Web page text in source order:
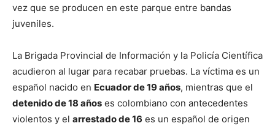
vez que se producen en este parque entre bandas
juveniles.
La Brigada Provincial de Información y la Policía Científica
acudieron al lugar para recabar pruebas. La víctima es un
español nacido en Ecuador de 19 años, mientras que el
detenido de 18 años es colombiano con antecedentes
violentos y el arrestado de 16 es un español de origen